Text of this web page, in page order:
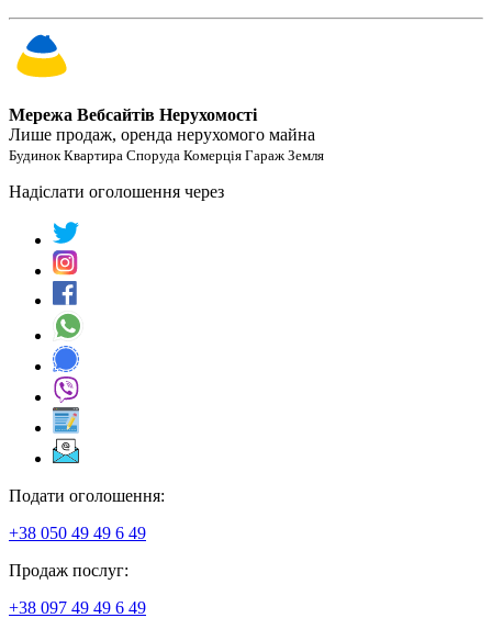
Мережа Вебсайтів Нерухомості
Лише продаж, оренда нерухомого майна
Будинок Квартира Споруда Комерція Гараж Земля
Надіслати оголошення через
Подати оголошення:
+38 050 49 49 6 49
Продаж послуг:
+38 097 49 49 6 49